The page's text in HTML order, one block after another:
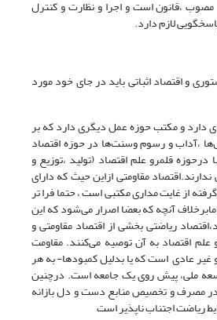
،قانون است و اجرا و نظارت و کنترل
لازم دارد.
و اقتصاد اثباتی باید در جای خود مورد
دارد و مکتب حوزه عمل دیگری دارد که بر
،آداب و رسوم وسنت‌ها در حوزه اقتصاد
قلمرو علم اقتصاد (تولید ،توزیع و
مقاومتی ازاین حیث که دارای
از غایت مداری مکتبی است ، حتما فرا تر
آنچه که بعضا اصرار می‌شود که این
ریاضتی بخشی از اقتصاد مقاومتی و
اقتصاد به آن توصیه می‌کنند. مقاومت
عادی است که یا بدلیل کمبودها- به هر
ملی، پیش روی یک جامعه است. درچنین
در مصرف و تخصیص منابع دست و دل بازانه
ریاضت اجتناب ناپذیر است